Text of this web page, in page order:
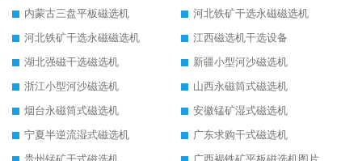
内蒙古三盘平板磁选机
河北铁矿干选永磁磁选机
河北铁矿干选永磁磁选机
江西磁选机干选设备
湖北强磁干选磁选机
新疆小型河沙磁选机
浙江小型河沙磁选机
山西永磁筒式磁选机
烟台永磁筒式磁选机
安徽锰矿湿式磁选机
宁夏半逆流湿式磁选机
广东求购干式磁选机